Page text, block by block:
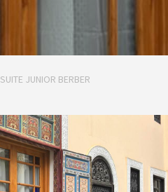
SUITE JUNIOR BERBER